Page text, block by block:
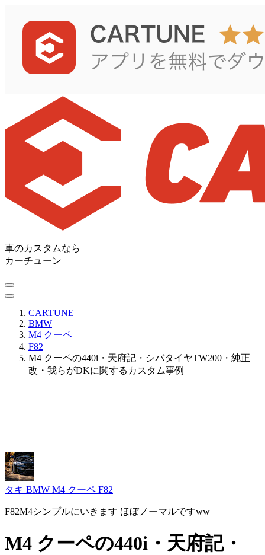
車のカスタムなら
カーチューン
CARTUNE
BMW
M4 クーペ
F82
M4 クーペの440i・天府記・シバタイヤTW200・純正
改・我らがDKに関するカスタム事例
タキ BMW M4 クーペ F82
F82M4シンプルにいきます ほぼノーマルですww
M4 クーペの440i・天府記・